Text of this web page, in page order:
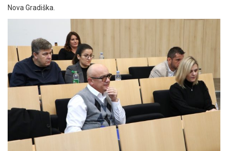
Nova Gradiška.